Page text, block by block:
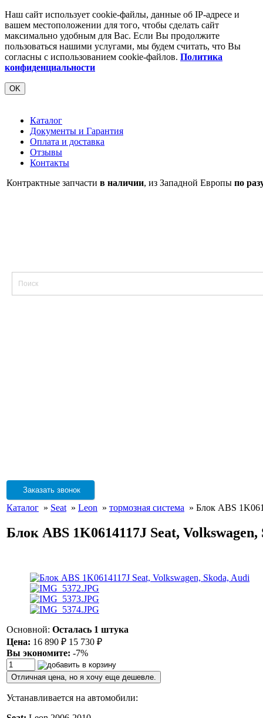
Наш сайт использует cookie-файлы, данные об IP-адресе и
вашем местоположении для того, чтобы сделать сайт
максимально удобным для Вас. Если Вы продолжите
пользоваться нашими услугами, мы будем считать, что Вы
согласны с использованием cookie-файлов. Политика
конфиденциальности
OK
Каталог
Документы и Гарантия
Оплата и доставка
Отзывы
Контакты
Контрактные запчасти в наличии, из Западной Европы по
Заказать звонок
Каталог » Seat » Leon » тормозная система » Блок ABS
Блок ABS 1K0614117J Seat, Volkswagen,
Основной: Осталась 1 штука
Цена: 16 890 ₽ 15 730 ₽
Вы экономите: -7%
Отличная цена, но я хочу еще дешевле.
Устанавливается на автомобили: